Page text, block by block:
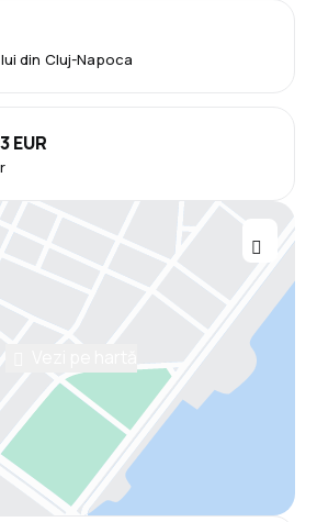
din Cluj-Napoca
EUR